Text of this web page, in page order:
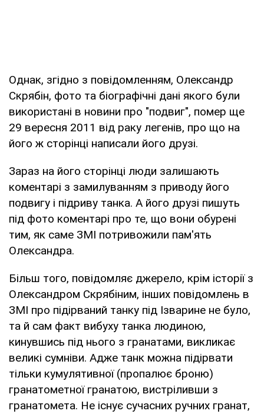
Однак, згідно з повідомленням, Олександр
Скрябін, фото та біографічні дані якого були
використані в новини про "подвиг", помер ще
29 вересня 2011 від раку легенів, про що на
його ж сторінці написали його друзі.
Зараз на його сторінці люди залишають
коментарі з замилуванням з приводу його
подвигу і підриву танка. А його друзі пишуть
під фото коментарі про те, що вони обурені
тим, як саме ЗМІ потривожили пам'ять
Олександра.
Більш того, повідомляє джерело, крім історії з
Олександром Скрябіним, інших повідомлень в
ЗМІ про підірваний танку під Ізварине не було,
та й сам факт вибуху танка людиною,
кинувшись під нього з гранатами, викликає
великі сумніви. Адже танк можна підірвати
тільки кумулятивної (пропалює броню)
гранатометної гранатою, вистріливши з
гранатомета. Не існує сучасних ручних гранат,